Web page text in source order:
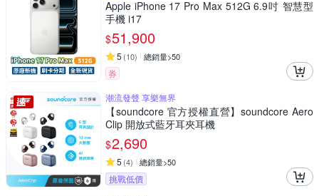
Apple iPhone 17 Pro Max 512G 6.9吋 智慧型
手機 i17
$51,900
5 (10) 總銷量>50
券
潮流發聲 享樂無界
【soundcore 官方授權直營】soundcore Aero
Clip 開放式藍牙耳夾耳機
$2,690
5 (4) 總銷量>50
挑戰低價